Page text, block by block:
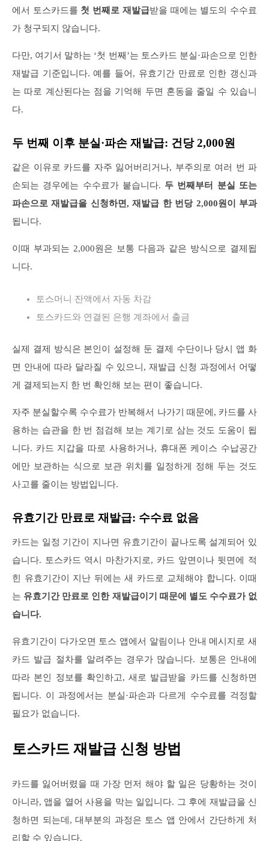
에서 토스카드를 첫 번째로 재발급받을 때에는 별도의 수수료
가 청구되지 않습니다.
다만, 여기서 말하는 ‘첫 번째’는 토스카드 분실·파손으로 인한
재발급 기준입니다. 예를 들어, 유효기간 만료로 인한 갱신과
는 따로 계산된다는 점을 기억해 두면 혼동을 줄일 수 있습니
다.
두 번째 이후 분실·파손 재발급: 건당 2,000원
같은 이유로 카드를 자주 잃어버리거나, 부주의로 여러 번 파
손되는 경우에는 수수료가 붙습니다. 두 번째부터 분실 또는
파손으로 재발급을 신청하면, 재발급 한 번당 2,000원이 부과
됩니다.
이때 부과되는 2,000원은 보통 다음과 같은 방식으로 결제됩
니다.
토스머니 잔액에서 자동 차감
토스카드와 연결된 은행 계좌에서 출금
실제 결제 방식은 본인이 설정해 둔 결제 수단이나 당시 앱 화
면 안내에 따라 달라질 수 있으니, 재발급 신청 과정에서 어떻
게 결제되는지 한 번 확인해 보는 편이 좋습니다.
자주 분실할수록 수수료가 반복해서 나가기 때문에, 카드를 사
용하는 습관을 한 번 점검해 보는 계기로 삼는 것도 도움이 됩
니다. 카드 지갑을 따로 사용하거나, 휴대폰 케이스 수납공간
에만 보관하는 식으로 보관 위치를 일정하게 정해 두는 것도
사고를 줄이는 방법입니다.
유효기간 만료로 재발급: 수수료 없음
카드는 일정 기간이 지나면 유효기간이 끝나도록 설계되어 있
습니다. 토스카드 역시 마찬가지로, 카드 앞면이나 뒷면에 적
힌 유효기간이 지난 뒤에는 새 카드로 교체해야 합니다. 이때
는 유효기간 만료로 인한 재발급이기 때문에 별도 수수료가 없
습니다.
유효기간이 다가오면 토스 앱에서 알림이나 안내 메시지로 새
카드 발급 절차를 알려주는 경우가 많습니다. 보통은 안내에
따라 본인 정보를 확인하고, 새로 발급받을 카드를 신청하면
됩니다. 이 과정에서는 분실·파손과 다르게 수수료를 걱정할
필요가 없습니다.
토스카드 재발급 신청 방법
카드를 잃어버렸을 때 가장 먼저 해야 할 일은 당황하는 것이
아니라, 앱을 열어 사용을 막는 일입니다. 그 후에 재발급을 신
청하면 되는데, 대부분의 과정은 토스 앱 안에서 간단하게 처
리할 수 있습니다.